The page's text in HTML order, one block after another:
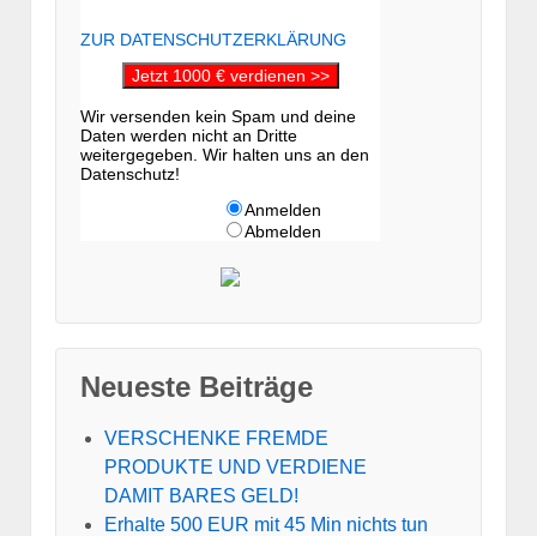
ZUR DATENSCHUTZERKLÄRUNG
Jetzt 1000 € verdienen >>
Wir versenden kein Spam und deine
Daten werden nicht an Dritte
weitergegeben. Wir halten uns an den
Datenschutz!
Anmelden
Abmelden
Neueste Beiträge
VERSCHENKE FREMDE
PRODUKTE UND VERDIENE
DAMIT BARES GELD!
Erhalte 500 EUR mit 45 Min nichts tun